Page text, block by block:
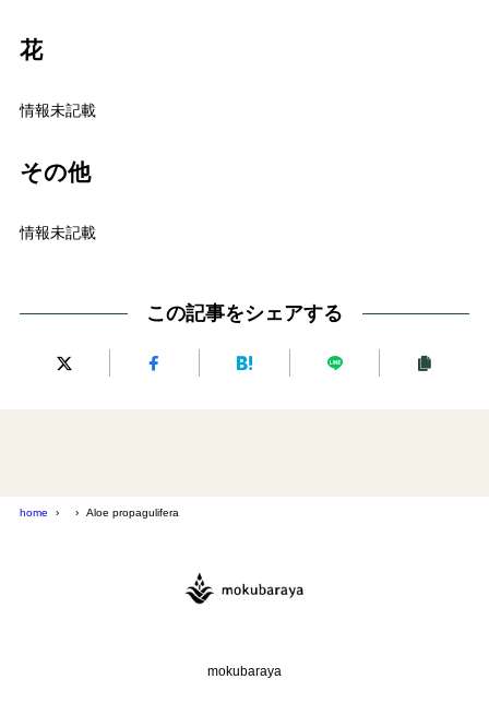
花
情報未記載
その他
情報未記載
この記事をシェアする
home Aloe propagulifera
mokubaraya